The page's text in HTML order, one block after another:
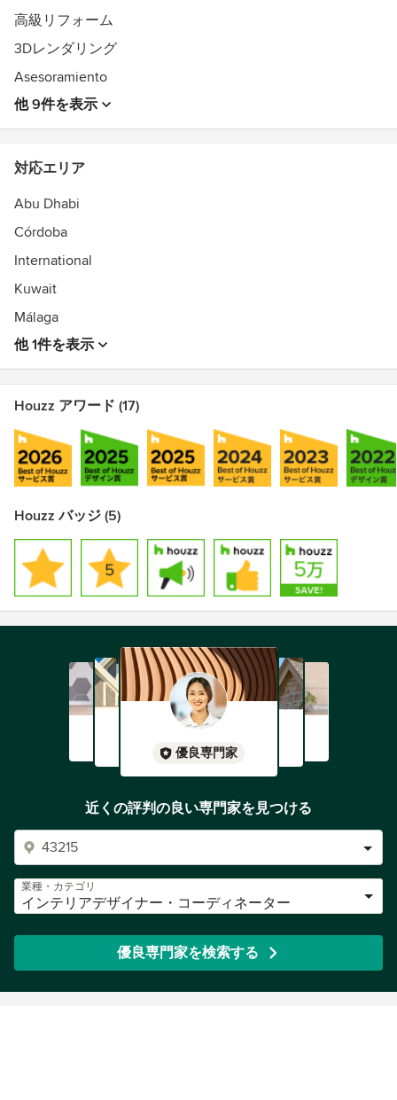
If you're looking for clarity, direction, and a result that works
for your real life: let's talk.
pilimolina.com
受賞歴：
Llevo más de 20 años publicando mis proyectos en las
publicaciones.
consecutiva desde 2019.
Formación especializada en La Escuela EINES de Diseño
高級リフォーム
3Dレンダリング
Asesoramiento
他 9件を表示
対応エリア
Abu Dhabi
Córdoba
International
Kuwait
Málaga
他 1件を表示
Houzz アワード (17)
Houzz バッジ (5)
優良専門家
近くの評判の良い専門家を見つける
業種・カテゴリ
インテリアデザイナー・コーディネーター
優良専門家を検索する